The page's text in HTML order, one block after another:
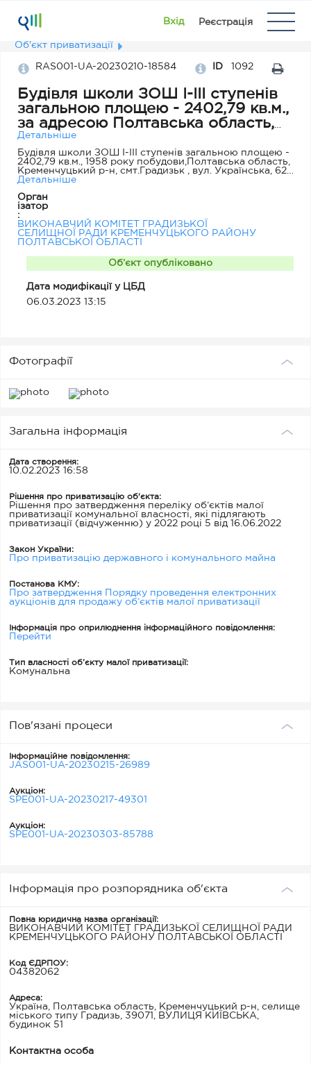
Вхід Реєстрація
Об'єкт приватизації
RAS001-UA-20230210-18584 ID 1092
Будівля школи ЗОШ І-ІІІ ступенів
загальною площею - 2402,79 кв.м.,
за адресою Полтавська область,
Кременчуцький р-н, смт. Градизьк
, вул. Українська, 62
Детальніше
Будівля школи ЗОШ І-ІІІ ступенів загальною площею -
2402,79 кв.м., 1958 року побудови,Полтавська область,
Кременчуцький р-н, смт.Градизьк , вул. Українська, 62 ,
Об'єкт нерухомості, що довгий період не
відсутність частини необхідних систем ,пошкодження
конструкцій перекриття . переможцем аукціону
оплачує витрати по підготовці до проведення аукціону
а саме проект землеустрою щодо відведення
земельної ділянки Виконавчому комітету Градизької
селищної ради будівництва та обслуговування інших
62, смт. Градизьк Кременчуцького району Полтавської
області
Детальніше
Орган
ізатор
:
ВИКОНАВЧИЙ КОМІТЕТ ГРАДИЗЬКОЇ
СЕЛИЩНОЇ РАДИ КРЕМЕНЧУЦЬКОГО РАЙОНУ
ПОЛТАВСЬКОЇ ОБЛАСТІ
Об’єкт опубліковано
Дата модифікації у ЦБД
06.03.2023 13:15
Фотографії
Загальна інформація
Дата створення:
10.02.2023 16:58
Рішення про приватизацію об'єкта:
Рішення про затвердження переліку об’єктів малої
приватизації комунальної власності, які підлягають
приватизації (відчуженню) у 2022 році 5 від 16.06.2022
Закон України:
Про приватизацію державного і комунального майна
Постанова КМУ:
Про затвердження Порядку проведення електронних
аукціонів для продажу об’єктів малої приватизації
Інформація про оприлюднення інформаційного повідомлення:
Перейти
Тип власності об’єкту малої приватизації:
Комунальна
Пов'язані процеси
Інформаційне повідомлення:
JAS001-UA-20230215-26989
Аукціон:
SPE001-UA-20230217-49301
Аукціон:
SPE001-UA-20230303-85788
Інформація про розпорядника об'єкта
Повна юридична назва організації:
ВИКОНАВЧИЙ КОМІТЕТ ГРАДИЗЬКОЇ СЕЛИЩНОЇ РАДИ
КРЕМЕНЧУЦЬКОГО РАЙОНУ ПОЛТАВСЬКОЇ ОБЛАСТІ
Код ЄДРПОУ:
04382062
Адреса:
Україна, Полтавська область, Кременчуцький р-н, селище
міського типу Градизь, 39071, ВУЛИЦЯ КИЇВСЬКА,
будинок 51
Контактна особа